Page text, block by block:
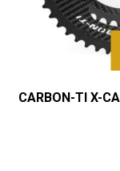
CARBON-TI X-